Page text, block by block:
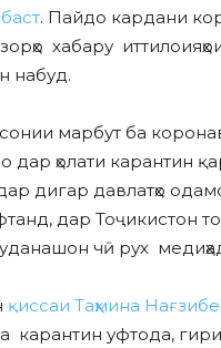
. Пайдо кардани
хабару
набуд.
марбут ба
ҳолати карантин
дигар давлатҳо
дар Тоҷикистон то
чӣ рух
қиссаи Таҳмина
карантин уфтода,